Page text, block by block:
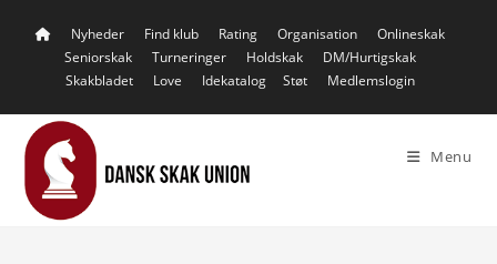
Nyheder Find klub Rating Organisation
Onlineskak
Seniorskak
Turneringer Holdskak
DM/Hurtigskak
Skakbladet
Love Idekatalog Støt Medlemslogin
Menu